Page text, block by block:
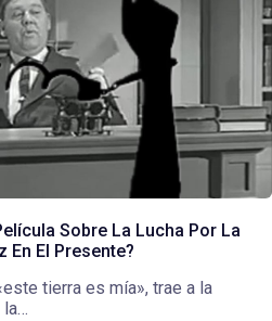
Sobre La Lucha Por La
En El Presente?
tierra es mía», trae a la
la…